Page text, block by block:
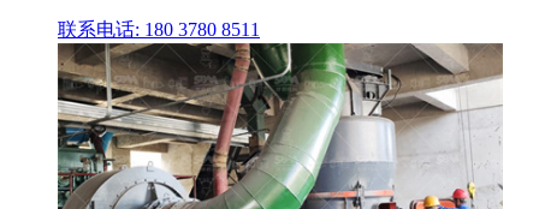
联系电话: 180 3780 8511